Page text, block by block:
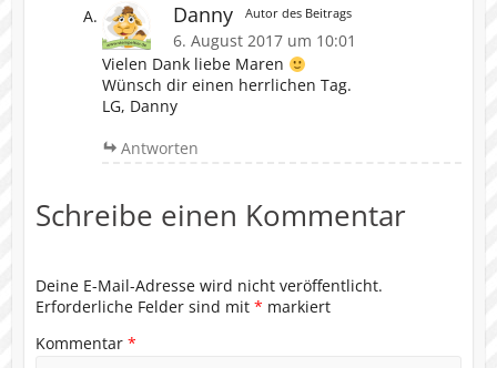
Danny Autor des Beitrags
6. August 2017 um 10:01
Vielen Dank liebe Maren
Wünsch dir einen herrlichen Tag.
LG, Danny
Antworten
Schreibe einen Kommentar
Deine E-Mail-Adresse wird nicht veröffentlicht.
Erforderliche Felder sind mit * markiert
Kommentar *